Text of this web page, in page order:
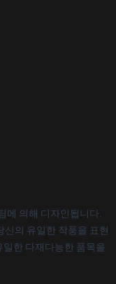
에 의해 디자인됩니다.
의 유일한 작풍을 표현
일한 다재다능한 품목을